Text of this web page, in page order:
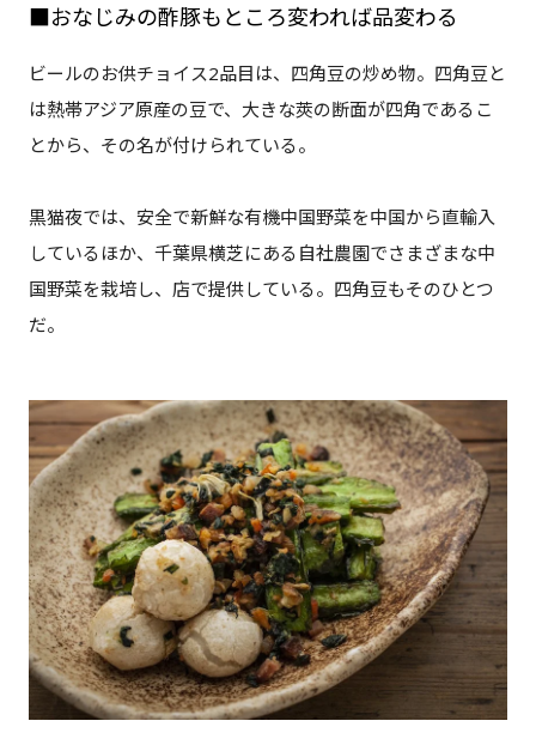
■おなじみの酢豚もところ変われば品変わる
ビールのお供チョイス2品目は、四角豆の炒め物。四角豆と
は熱帯アジア原産の豆で、大きな莢の断面が四角であるこ
とから、その名が付けられている。
黒猫夜では、安全で新鮮な有機中国野菜を中国から直輸入
しているほか、千葉県横芝にある自社農園でさまざまな中
国野菜を栽培し、店で提供している。四角豆もそのひとつ
だ。